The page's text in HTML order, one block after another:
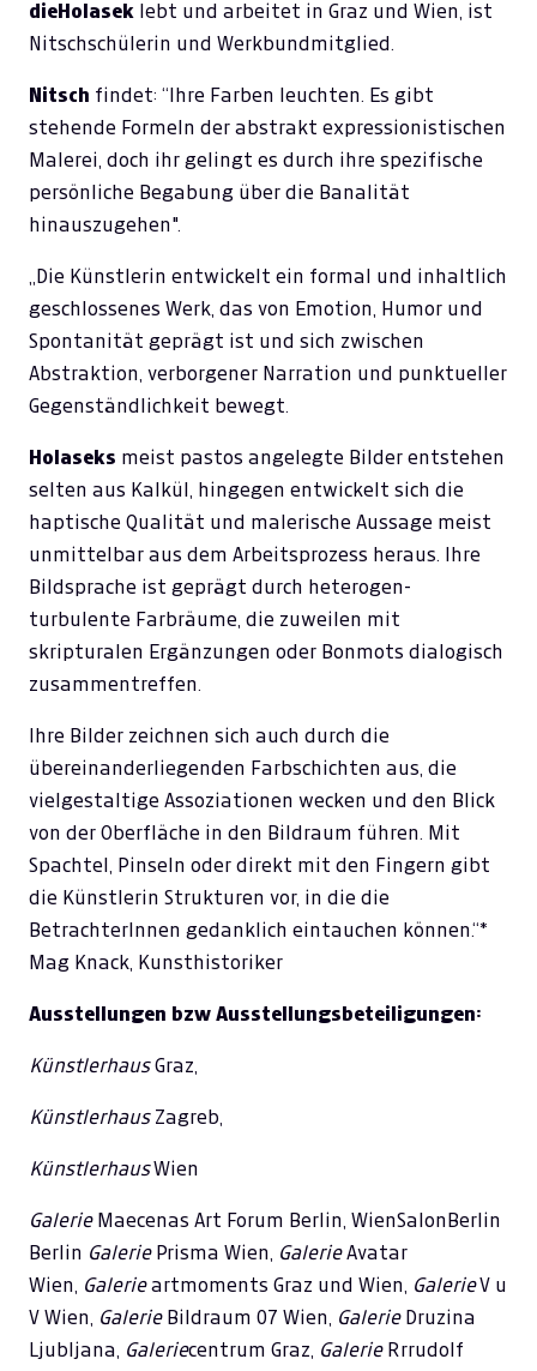
dieHolasek
lebt und arbeitet in Graz und Wien, ist
Nitschschülerin und Werkbundmitglied.
Nitsch findet: “Ihre Farben leuchten. Es gibt
stehende Formeln der abstrakt expressionistischen
Malerei, doch ihr gelingt es durch ihre spezifische
persönliche Begabung über die Banalität
hinauszugehen".
„Die Künstlerin entwickelt ein formal und inhaltlich
geschlossenes Werk, das von Emotion, Humor und
Spontanität geprägt ist und sich zwischen
Abstraktion, verborgener Narration und punktueller
Gegenständlichkeit bewegt.
Holaseks meist pastos angelegte Bilder entstehen
selten aus Kalkül, hingegen entwickelt sich die
haptische Qualität und malerische Aussage meist
unmittelbar aus dem Arbeitsprozess heraus. Ihre
Bildsprache ist geprägt durch heterogen-
turbulente Farbräume, die zuweilen mit
skripturalen Ergänzungen oder Bonmots dialogisch
zusammentreffen.
Ihre Bilder zeichnen sich auch durch die
übereinanderliegenden Farbschichten aus, die
vielgestaltige Assoziationen wecken und den Blick
von der Oberfläche in den Bildraum führen. Mit
Spachtel, Pinseln oder direkt mit den Fingern gibt
die Künstlerin Strukturen vor, in die die
BetrachterInnen gedanklich eintauchen können.“*
Mag Knack, Kunsthistoriker
Ausstellungen bzw Ausstellungsbeteiligungen:
KünstlerhausGraz,
Künstlerhaus Zagreb,
KünstlerhausWien
GalerieMaecenas Art Forum Berlin, WienSalonBerlin
Berlin Galerie Prisma Wien, Galerie Avatar
Wien,
Galerieartmoments Graz und Wien, GalerieV u
V Wien,
Galerie Bildraum 07 Wien, GalerieDruzina
Ljubljana,
Galeriecentrum Graz, GalerieRrrudolf